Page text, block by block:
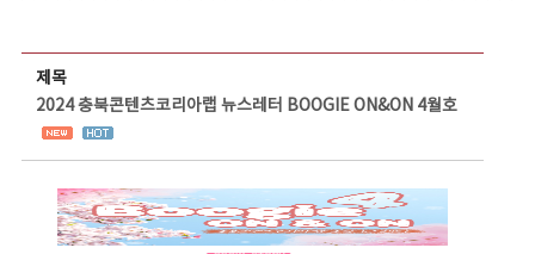
제목
2024 충북콘텐츠코리아랩 뉴스레터 BOOGIE ON&ON 4월호